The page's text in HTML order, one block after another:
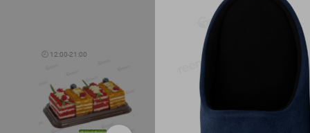
🕘 12:00-21:00